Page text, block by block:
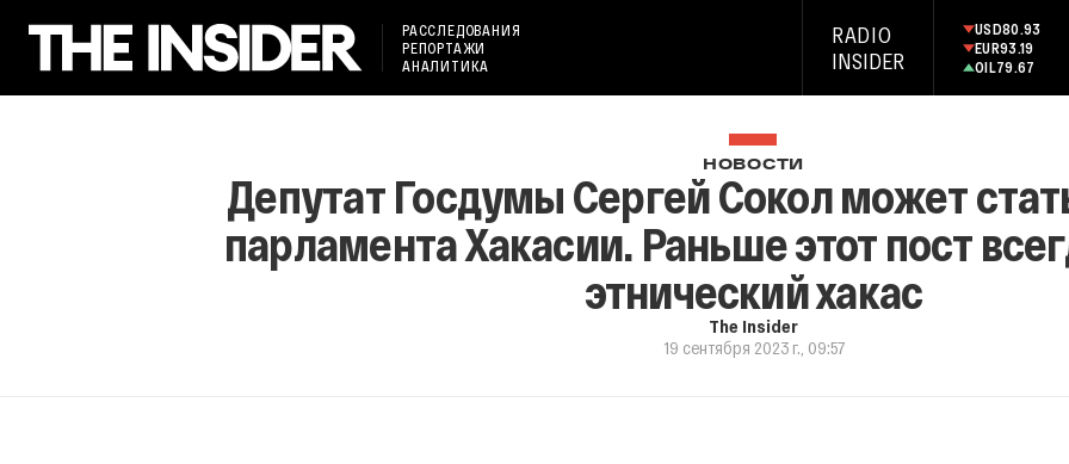
РАССЛЕДОВАНИЯ
РЕПОРТАЖИ
АНАЛИТИКА
RADIO
INSIDER
USD80.93
EUR93.19
OIL79.67
НОВОСТИ
Депутат Госдумы Сергей Сокол может
парламента Хакасии. Раньше этот пост
этнический хакас
The Insider
19 сентября 2023 г., 09:57